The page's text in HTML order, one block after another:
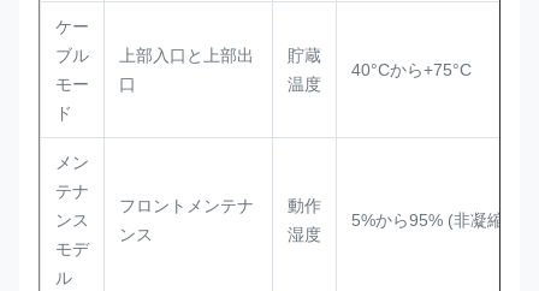
ケー
ブル
モー
ド
上部入口と上部出
口
貯蔵
温度
40°Cから+75°C
メン
テナ
ンス
モデ
ル
フロントメンテナ
ンス
動作
湿度
5%から95% (非凝縮)